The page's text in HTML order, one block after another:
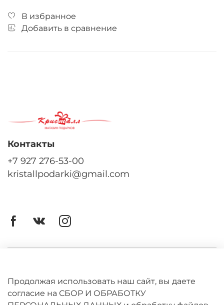
В избранное
Добавить в сравнение
Оферта
Политика конфиденциальности
Контакты
+7 927 276-53-00
kristallpodarki@gmail.com
Продолжая использовать наш сайт, вы даете
согласие на СБОР И ОБРАБОТКУ